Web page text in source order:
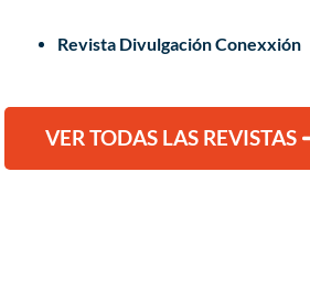
Revista Divulgación Conexxión
VER TODAS LAS REVISTAS